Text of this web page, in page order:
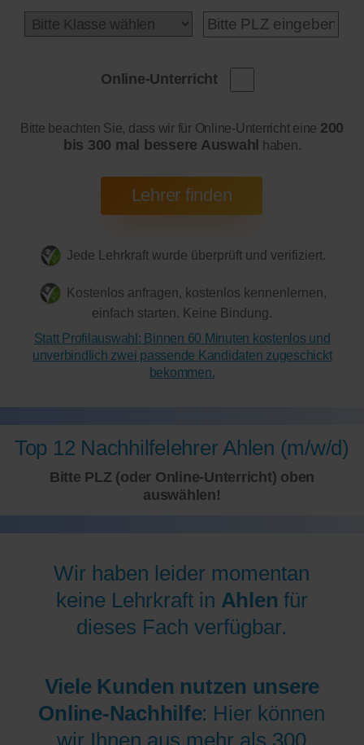
Online-Unterricht
Bitte beachten Sie, dass wir für Online-Unterricht eine 200
bis 300 mal bessere Auswahl haben.
Jede Lehrkraft wurde überprüft und verifiziert.
Kostenlos anfragen, kostenlos kennenlernen,
einfach starten. Keine Bindung.
Statt Profilauswahl: Binnen 60 Minuten kostenlos und
unverbindlich zwei passende Kandidaten zugeschickt
bekommen.
Top 12 Nachhilfelehrer Ahlen (m/w/d)
Bitte PLZ (oder Online-Unterricht) oben
auswählen!
Wir haben leider momentan
keine Lehrkraft in Ahlen für
dieses Fach verfügbar.
Viele Kunden nutzen unsere
Online-Nachhilfe: Hier können